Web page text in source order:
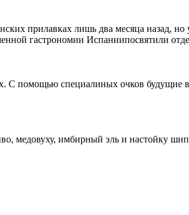
прилавках лишь два месяца назад,
гастрономии Испаниипосвятили
С помощью специалиных очков будущие
медовуху, имбирный эль и настойку